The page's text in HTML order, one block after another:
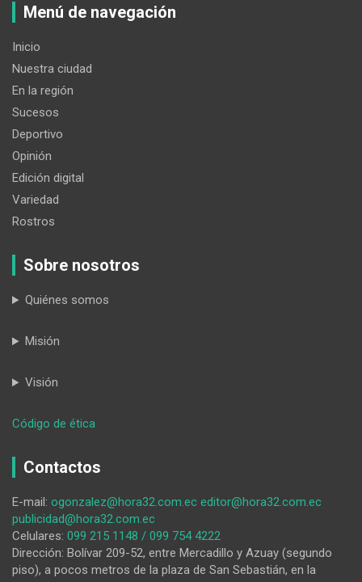
Menú de navegación
Inicio
Nuestra ciudad
En la región
Sucesos
Deportivo
Opinión
Edición digital
Variedad
Rostros
Sobre nosotros
Quiénes somos
Misión
Visión
Código de ética
a
y
a
Loja
en
Juegos
Contactos
E-mail: ogonzalez@hora32.com.ec editor@hora32.com.ec
publicidad@hora32.com.ec
Celulares: 099 215 1148 / 099 754 4222
Dirección: Bolívar 209-52, entre Mercadillo y Azuay (segundo
piso), a pocos metros de la plaza de San Sebastián, en la